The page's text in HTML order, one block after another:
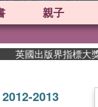
親子
國出版界指標大獎肯
2013